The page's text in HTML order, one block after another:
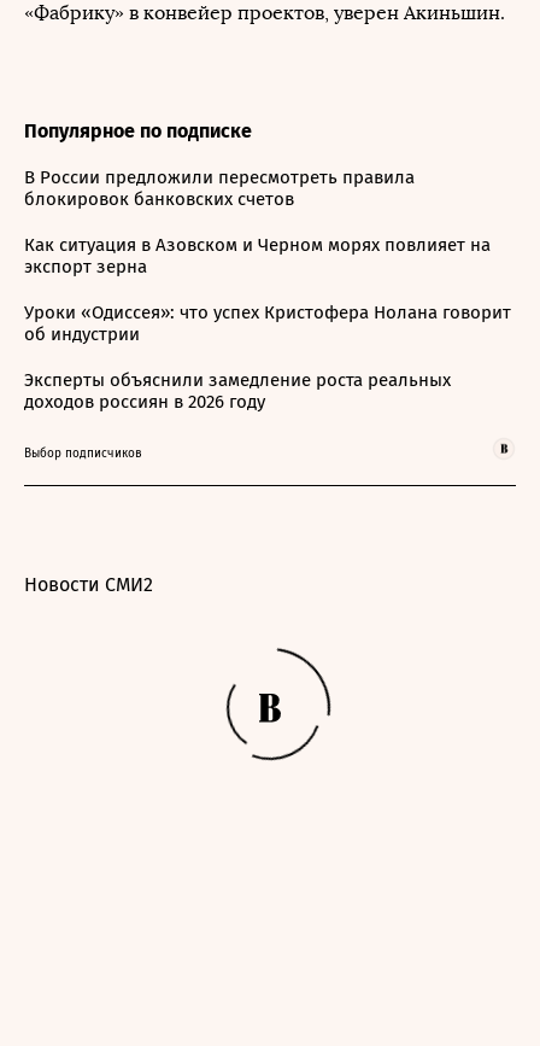
«Фабрику» в конвейер проектов, уверен Акиньшин.
Популярное по подписке
В России предложили пересмотреть правила
блокировок банковских счетов
Как ситуация в Азовском и Черном морях повлияет на
экспорт зерна
Уроки «Одиссея»: что успех Кристофера Нолана говорит
об индустрии
Эксперты объяснили замедление роста реальных
доходов россиян в 2026 году
Выбор подписчиков
Новости СМИ2